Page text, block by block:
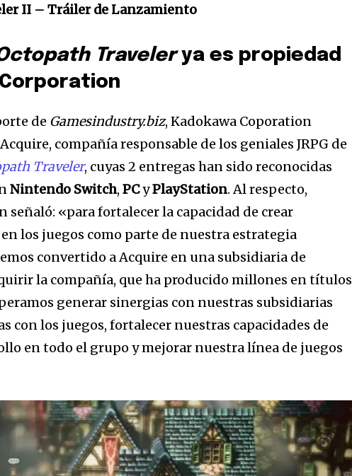
II – Tráiler de Lanzamiento
Travelerya es propiedad
de Gamesindustry.biz, Kadokawa Coporation
compañía responsable de los geniales JRPG de
Traveler, cuyas 2 entregas han sido reconocidas
Nintendo Switch,PCyPlayStation. Al respecto,
señaló: «para fortalecer la capacidad de crear
los juegos como parte de nuestra estrategia
convertido a Acquire en una subsidiaria de
la compañía, que ha producido millones en títulos
generar sinergias con nuestras subsidiarias
con los juegos, fortalecer nuestras capacidades de
en todo el grupo y mejorar nuestra línea de juegos